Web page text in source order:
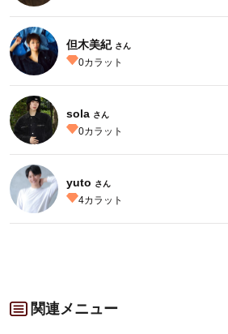
但木美紀 さん
0カラット
sola さん
0カラット
yuto さん
4カラット
関連メニュー